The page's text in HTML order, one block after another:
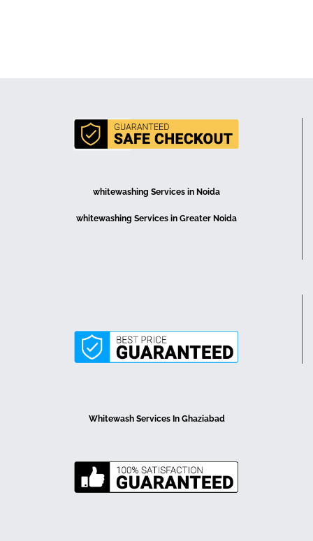
whitewashing Services in Noida
whitewashing Services in Greater Noida
Whitewash Services In Ghaziabad